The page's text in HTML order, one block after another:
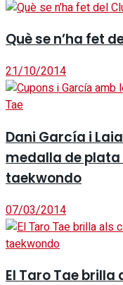
Què se n’ha fet
21/10/2014
Dani García i
medalla de plata
taekwondo
07/03/2014
El Taro Tae